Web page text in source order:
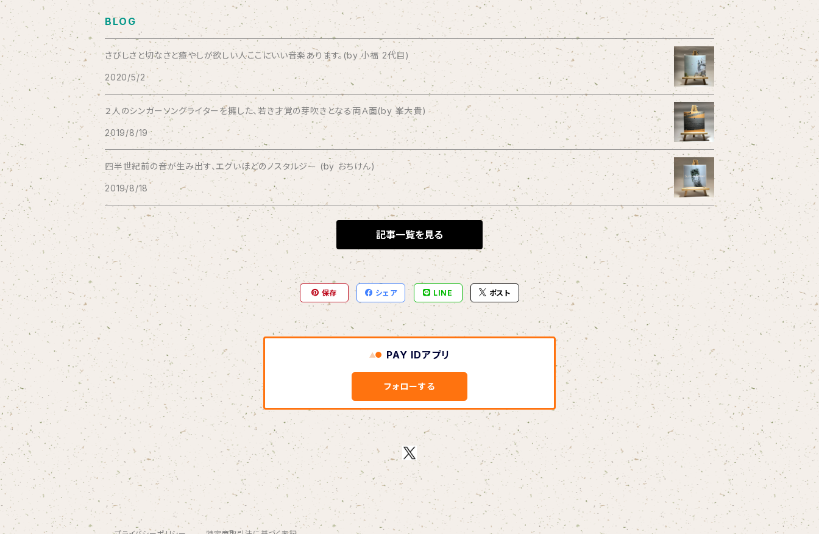
Aysula
Bad Operation
Bagus!
BBBBBBB
The BEG
The Beths
THE BLACK SHANSONS
BLONDnewHALF
Blondy
BOAR HUNTER
bud&harbor
Bulbs Of Passion
B玉
Calme Adiction
CANDY
BLOG
さびしさと切なさと癒やしが欲しい人ここにいい音楽あります。(by 小福 2代目)
2020/5/2
２人のシンガーソングライターを擁した、若き才覚の芽吹きとなる両Ａ面(by 峯大貴)
2019/8/19
四半世紀前の音が生み出す、エグいほどのノスタルジー (by おちけん)
2019/8/18
記事一覧を見る
保存 シェア LINE ポスト
PAY IDアプリ
フォローする